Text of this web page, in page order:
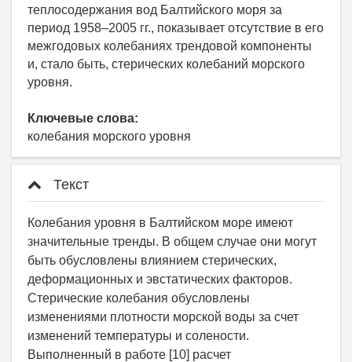
теплосодержания вод Балтийского моря за
период 1958–2005 гг., показывает отсутствие в его
межгодовых колебаниях трендовой компоненты
и, стало быть, стерических колебаний морского
уровня.
Ключевые слова:
колебания морского уровня
Текст
Колебания уровня в Балтийском море имеют
значительные тренды. В общем случае они могут
быть обусловлены влиянием стерических,
деформационных и эвстатических факторов.
Стерические колебания обусловлены
изменениями плотности морской воды за счет
изменений температуры и солености.
Выполненный в работе [10] расчет